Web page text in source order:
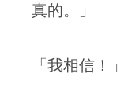
真的。」
「我相信！」